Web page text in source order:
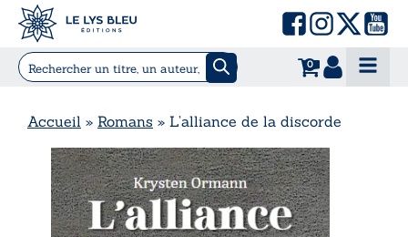
0
Accueil » Romans » L’alliance de la discorde